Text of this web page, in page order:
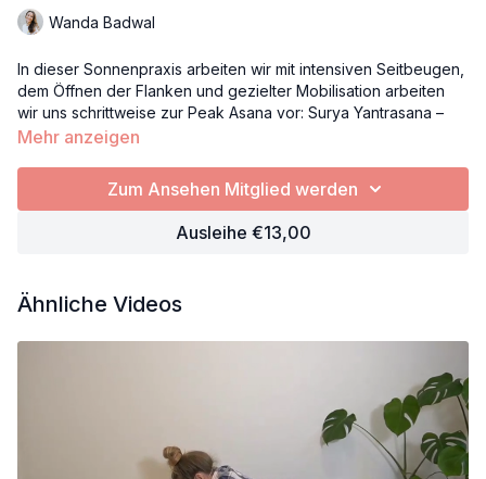
Wanda Badwal
In dieser Sonnenpraxis arbeiten wir mit intensiven Seitbeugen,
dem Öffnen der Flanken und gezielter Mobilisation arbeiten
wir uns schrittweise zur Peak Asana vor: Surya Yantrasana –
die Sonnenuhr. Diese Praxis ist vitalisierend, herzöffnend und
Ideal für alle Yogis, die sich am Morgen kraftvoll fordern
sanft zurück in die Balance – damit du wach, geerdet und
Prop: 1 Gurt, 1 Decke
Mehr anzeigen
Zum Ansehen Mitglied werden
Ausleihe €13,00
Ähnliche Videos